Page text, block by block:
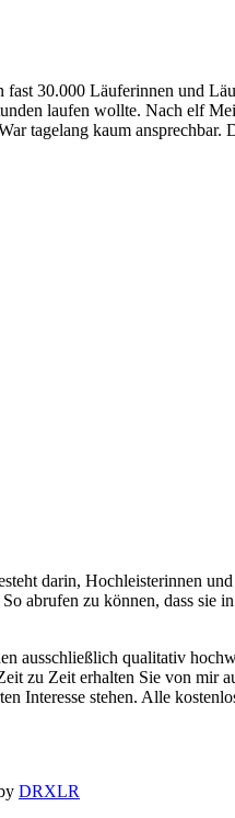
30.000 Läuferinnen und
laufen wollte. Nach elf
tagelang kaum
darin, Hochleisterinnen
abrufen zu können, dass
ausschließlich qualitativ
zu Zeit erhalten Sie von
Interesse stehen. Alle
DRXLR